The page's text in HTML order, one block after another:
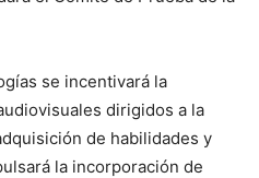
se incentivará la
dirigidos a la
de habilidades y
la incorporación de